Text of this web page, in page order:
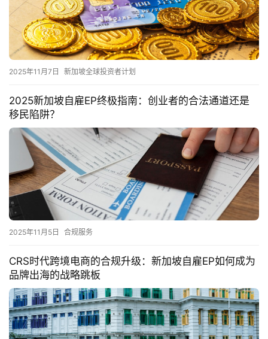
2025年11月7日 新加坡全球投资者计划
2025新加坡自雇EP终极指南：创业者的合法通道还是
移民陷阱？
2025年11月5日 合规服务
CRS时代跨境电商的合规升级：新加坡自雇EP如何成为
品牌出海的战略跳板